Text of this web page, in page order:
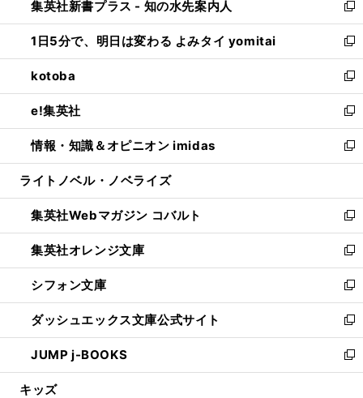
く
ド
ウ
で
開
く
ィ
ン
ド
ウ
で
開
く
い
ウ
ィ
ン
ド
ウ
で
開
く
集英社新書プラス - 知の水先案内人
新
し
い
ウ
ィ
ン
ド
ウ
で
開
1日5分で、明日は変わる よみタイ yomitai
新
し
い
ウ
ィ
ン
ド
ウ
開
く
kotoba
新
し
い
ウ
ィ
ン
ウ
で
開
く
e!集英社
新
し
い
ウ
ン
ド
ウ
で
開
く
情報・知識＆オピニオン imidas
新
し
ウ
ィ
ン
ド
ウ
で
開
く
ライトノベル・ノベライズ
集英社Webマガジン コバルト
新
し
い
ウ
ィ
ン
ド
ウ
で
開
集英社オレンジ文庫
新
し
い
ウ
ィ
ン
ド
ウ
シフォン文庫
新
し
い
ウ
ィ
ン
ダッシュエックス文庫公式サイト
新
し
い
ウ
JUMP j-BOOKS
新
し
キッズ